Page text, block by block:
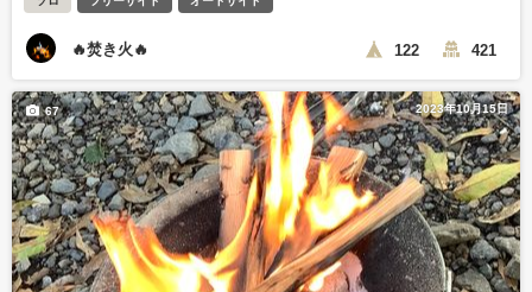
🔥焚き火🔥 122 421
2023年10月15日
67